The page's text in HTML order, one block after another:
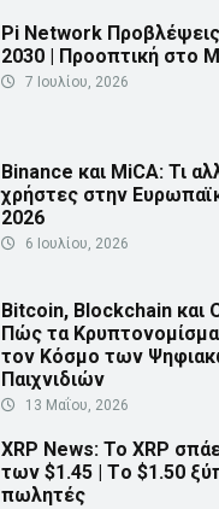
Pi Network
2030 | Προοπτική στο
7 Ιουλίου, 2026
Binance και MiCA: Τι
χρήστες στην
2026
6 Ιουλίου, 2026
Bitcoin, Blockchain και
Πώς τα
τον Κόσμο των
Παιχνιδιών
13 Μαΐου, 2026
XRP News: Το XRP
των $1.45 | Τo $1.50
πωλητές